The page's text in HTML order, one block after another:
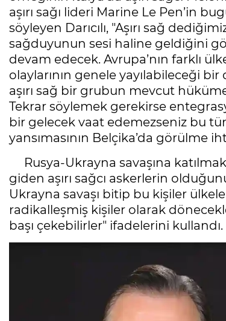
aşırı sağı lideri Marine Le Pen’in
söyleyen Darıcılı, "Aşırı sağ
sağduyunun sesi haline geldiğini
devam edecek. Avrupa’nın farklı
olaylarının genele yayılabileceği bir
aşırı sağ bir grubun mevcut
Tekrar söylemek gerekirse
bir gelecek vaat edemezseniz bu tür
yansımasının Belçika’da görülme
Rusya-Ukrayna savaşına
giden aşırı sağcı askerlerin
Ukrayna savaşı bitip bu kişiler
radikalleşmiş kişiler olarak
başı çekebilirler" ifadelerini kullandı.